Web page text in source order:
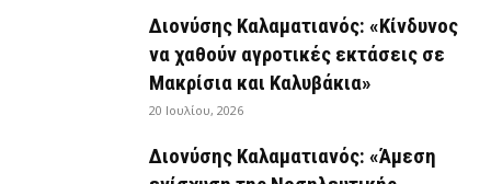
Διονύσης Καλαματιανός: «Κίνδυνος
να χαθούν αγροτικές εκτάσεις σε
Μακρίσια και Καλυβάκια»
20 Ιουλίου, 2026
Διονύσης Καλαματιανός: «Άμεση